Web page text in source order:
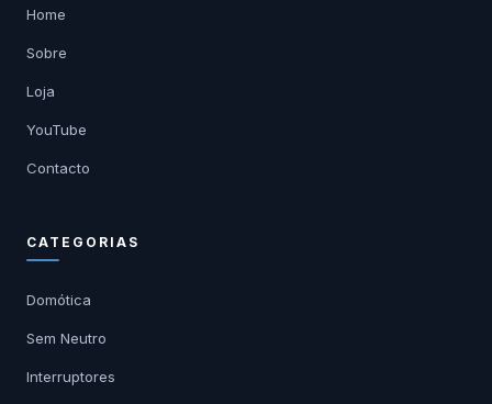
Home
Sobre
Loja
YouTube
Contacto
CATEGORIAS
Domótica
Sem Neutro
Interruptores